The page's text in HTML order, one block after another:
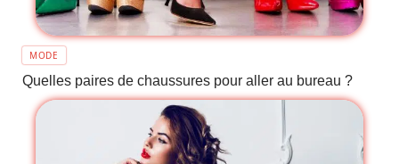
MODE
Quelles paires de chaussures pour aller au bureau ?